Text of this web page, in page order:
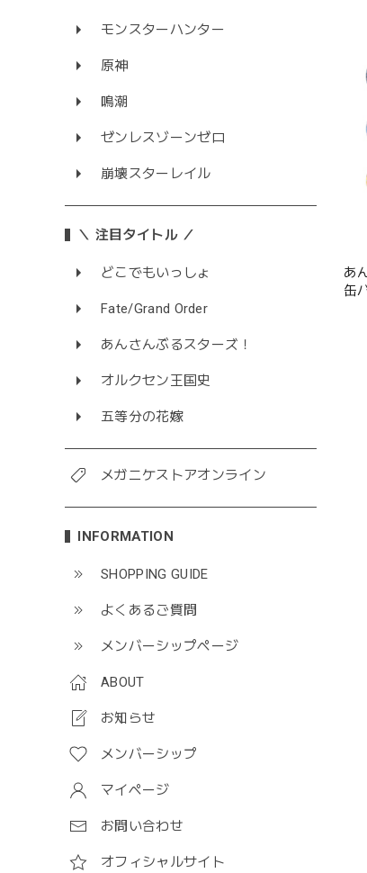
モンスターハンター
原神
鳴潮
ゼンレスゾーンゼロ
崩壊スターレイル
＼ 注目タイトル ／
どこでもいっしょ
Fate/Grand Order
あんさんぶるスターズ！
オルクセン王国史
五等分の花嫁
メガニケストアオンライン
INFORMATION
SHOPPING GUIDE
よくあるご質問
メンバーシップページ
ABOUT
お知らせ
メンバーシップ
マイページ
お問い合わせ
オフィシャルサイト
あ
缶バ